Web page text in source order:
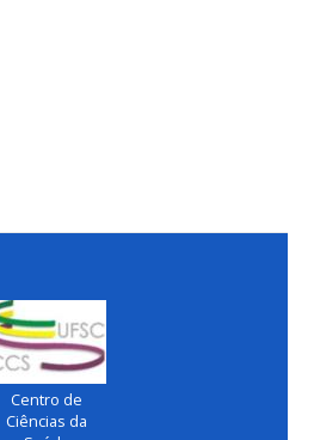
Centro de
Ciências da